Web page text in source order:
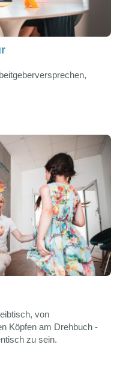
von
Köpfen am Drehbuch -
zu sein.